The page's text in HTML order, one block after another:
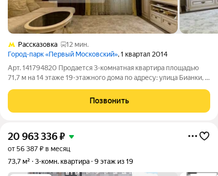
Рассказовка
12 мин.
Город-парк «Первый Московский», 1 квартал 2014
Арт. 141794820 Продается 3-комнатная квартира площадью
71,7 м на 14 этаже 19-этажного дома по адресу: улица Бианки, 1
комфортному проживанию. Вся мебель и техника остаются
новым собственникам:
Позвонить
20 963 336₽
от 56 387 ₽ в месяц
73,7 м²
3-комн. квартира 9 этаж из 19